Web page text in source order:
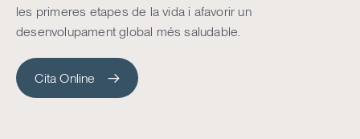
les primeres etapes de la vida i afavorir un
desenvolupament global més saludable.
Cita Online